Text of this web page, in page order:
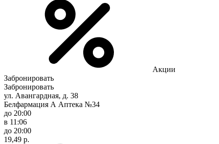
Акции
Забронировать
Забронировать
ул. Авангардная, д. 38
Белфармация А Аптека №34
до 20:00
в 11:06
до 20:00
19,49 р.